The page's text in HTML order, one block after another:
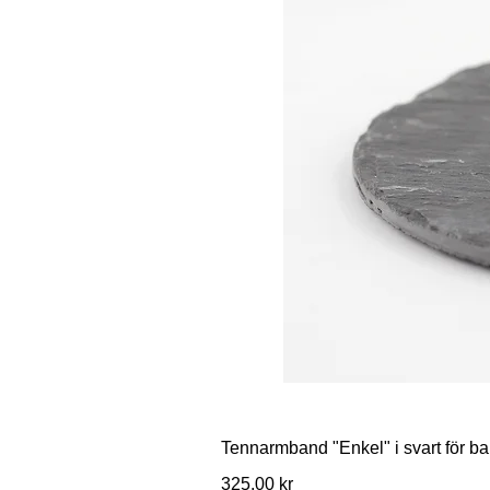
Tennarmband "Enkel" i svart för
325,00 krPris